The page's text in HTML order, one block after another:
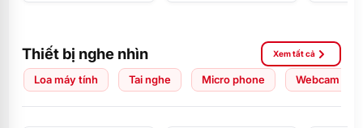
Thiết bị nghe nhìn Xem tất cả
Loa máy tính Tai nghe Micro phone Webcam